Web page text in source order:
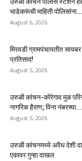
भाडेकरूंची माहिती पोलिसांना...
August 6, 2026
मिरवडी ग्रामपंचायतीत
प्रतिसाद!
August 5, 2026
उरुळी कांचन-कोरेगाव मुळ
नागरिक हैराण; विना नंबरच्या...
August 5, 2026
उरुळी कांचनमध्ये अवैध देशी
एकावर गुन्हा दाखल